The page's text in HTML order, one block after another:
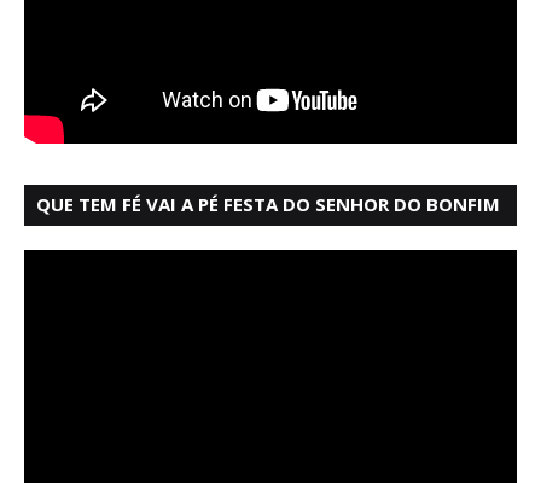
QUE TEM FÉ VAI A PÉ FESTA DO SENHOR DO BONFIM